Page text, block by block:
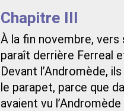
Chapitre III
À la fin novembre,
paraît derrière Ferreal
Devant l’Andromède,
le parapet, parce que
avaient vu